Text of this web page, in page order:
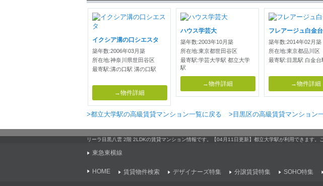
イクシア溝の口シエスタ
築年数:2006年03月築
所在地:神奈川県世田谷区
最寄駅:溝の口駅 溝の口駅
→物件詳細
ハウス学芸大
築年数:2003年10月築
所在地:東京都世田谷区
最寄駅:学芸大学駅 都立大学
駅
→物件詳細
フレアージュ白金台
築年数:2014年02月築
所在地:東京都品川区
最寄駅:目黒駅 白金台
→物件詳細
>都立大学駅の高級賃貸マンション一覧に戻る >目黒区の高級賃貸マンション
リーラ目黒八雲 2階 2LDKの賃貸マンション情報です。【04月11日更新】都立大学駅が利用できます
東急東横線
HOME 賃貸物件検索 デザイナーズ特集 分譲賃貸特集 SOHO特集